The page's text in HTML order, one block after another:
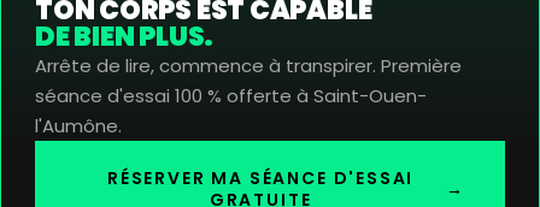
TON CORPS EST CAPABLE
DE BIEN PLUS.
Arrête de lire, commence à transpirer. Première
séance d'essai 100 % offerte à Saint-Ouen-
l'Aumône.
RÉSERVER MA SÉANCE D'ESSAI
GRATUITE
→